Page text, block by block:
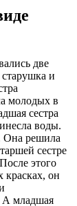
две
и
молодых в
сестра
воды.
Она решила
сестре
этого
красках, он
А младшая